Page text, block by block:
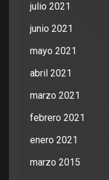
julio 2021
junio 2021
mayo 2021
abril 2021
marzo 2021
febrero 2021
enero 2021
marzo 2015